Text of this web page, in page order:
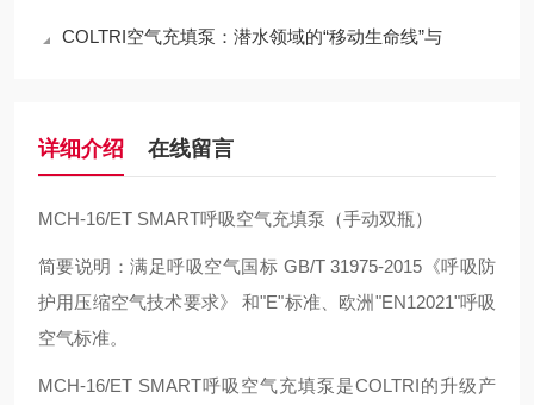
COLTRI空气充填泵：潜水领域的“移动生命线”与
详细介绍 在线留言
MCH-16/ET SMART呼吸空气充填泵（手动双瓶）
简要说明：满足呼吸空气国标 GB/T 31975-2015《呼吸防
护用压缩空气技术要求》 和"E"标准、欧洲"EN12021"呼吸
空气标准。
MCH-16/ET SMART呼吸空气充填泵是COLTRI的升级产